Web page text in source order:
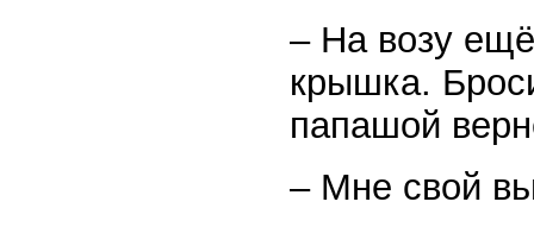
– На возу
крышка.
папашой
– Мне свой